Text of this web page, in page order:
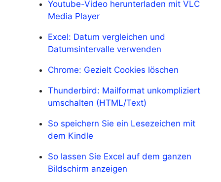
Youtube-Video herunterladen mit VLC
Media Player
Excel: Datum vergleichen und
Datumsintervalle verwenden
Chrome: Gezielt Cookies löschen
Thunderbird: Mailformat unkompliziert
umschalten (HTML/Text)
So speichern Sie ein Lesezeichen mit
dem Kindle
So lassen Sie Excel auf dem ganzen
Bildschirm anzeigen